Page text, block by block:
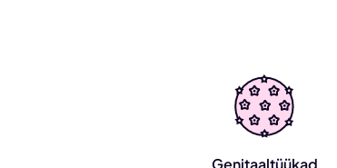
Genitaaltüükad